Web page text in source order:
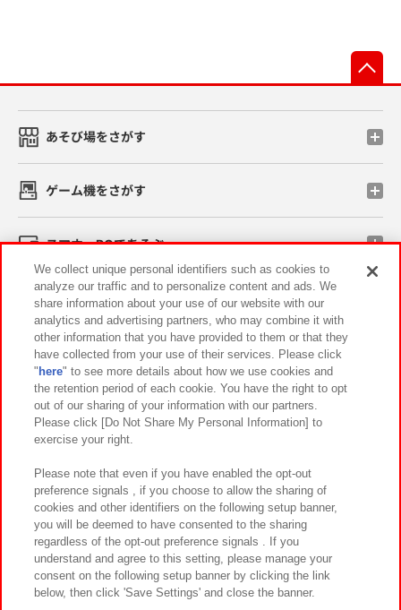
あそび場をさがす
ゲーム機をさがす
スマホ・PCであそぶ
イベント・キャンペーン
関連会社 サステナビリティ サイトポリシー
プライバシーポリシー ウェブアクセシビリティ方針と検証結果
お取引先さまとともに
カスタマーハラスメント対応方針 よくあるご質問・お問い合わせ
©Bandai Namco Amusement Inc.
We collect unique personal identifiers such as cookies to
analyze our traffic and to personalize content and ads. We
share information about your use of our website with our
analytics and advertising partners, who may combine it with
other information that you have provided to them or that they
have collected from your use of their services. Please click
" here" to see more details about how we use cookies and
the retention period of each cookie. You have the right to opt
out of our sharing of your information with our partners.
Please click [Do Not Share My Personal Information] to
exercise your right.
Please note that even if you have enabled the opt-out
preference signals , if you choose to allow the sharing of
cookies and other identifiers on the following setup banner,
you will be deemed to have consented to the sharing
regardless of the opt-out preference signals . If you
understand and agree to this setting, please manage your
consent on the following setup banner by clicking the link
below, then click 'Save Settings' and close the banner.